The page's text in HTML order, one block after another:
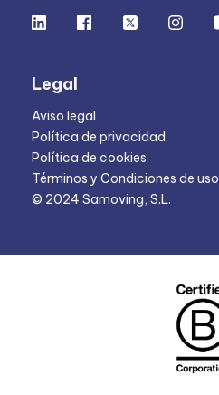
Legal
Aviso legal
Política de privacidad
Política de cookies
Términos y Condiciones de uso
© 2024 Samoving, S.L.